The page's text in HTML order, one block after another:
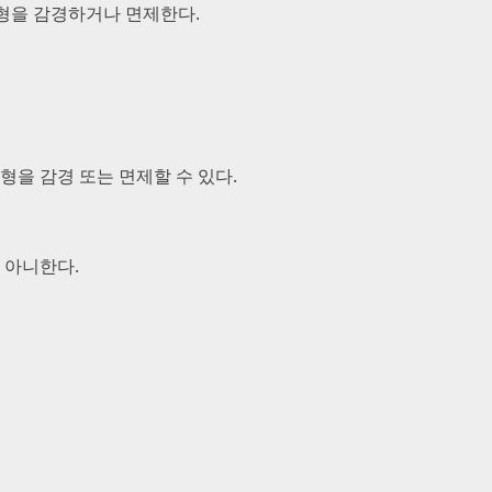
을 감경하거나 면제한다.
을 감경 또는 면제할 수 있다.
니한다.